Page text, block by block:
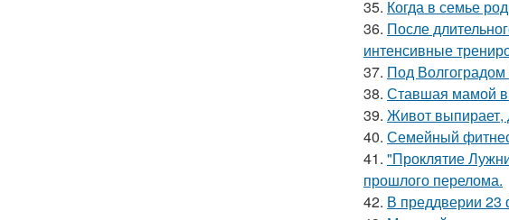
35. Когда в семье
36. После
интенсивные
37. Под Волгоградом
38. Ставшая мамой в
39. Живот выпирает,
40. Семейный
41. "Проклятие
прошлого перелома.
42. В преддверии 23